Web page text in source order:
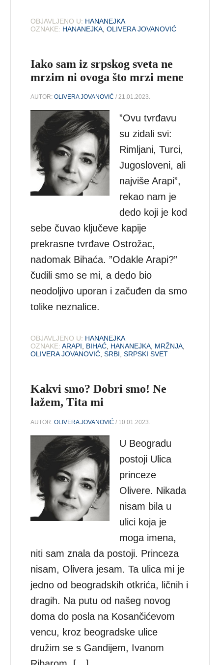
OBJAVLJENO U: HANANEJKA
OZNAKE: HANANEJKA ,OLIVERA JOVANOVIĆ
Iako sam iz srpskog sveta ne
mrzim ni ovoga što mrzi mene
AUTOR:OLIVERA JOVANOVIĆ / 21.01.2023.
”Ovu tvrđavu
su zidali svi:
Rimljani, Turci,
Jugosloveni, ali
najviše Arapi”,
rekao nam je
dedo koji je kod
sebe čuvao ključeve kapije
prekrasne tvrđave Ostrožac,
nadomak Bihaća. ”Odakle Arapi?”
čudili smo se mi, a dedo bio
neodoljivo uporan i začuđen da smo
tolike neznalice.
OBJAVLJENO U: HANANEJKA
OZNAKE: ARAPI, BIHAĆ, HANANEJKA, MRŽNJA,
OLIVERA JOVANOVIĆ,SRBI,SRPSKI SVET
Kakvi smo? Dobri smo! Ne
lažem, Tita mi
AUTOR:OLIVERA JOVANOVIĆ / 10.01.2023.
U Beogradu
postoji Ulica
princeze
Olivere. Nikada
nisam bila u
ulici koja je
moga imena,
niti sam znala da postoji. Princeza
nisam, Olivera jesam. Ta ulica mi je
jedno od beogradskih otkrića, ličnih i
dragih. Na putu od našeg novog
doma do posla na Kosančićevom
vencu, kroz beogradske ulice
družim se s Gandijem, Ivanom